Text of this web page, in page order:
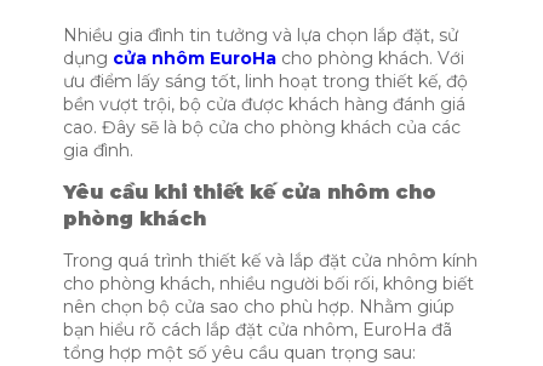
Nhiều gia đình tin tưởng và lựa chọn lắp đặt, sử
dụng cửa nhôm EuroHacho phòng khách. Với
ưu điểm lấy sáng tốt, linh hoạt trong thiết kế, độ
bền vượt trội, bộ cửa được khách hàng đánh giá
cao. Đây sẽ là bộ cửa cho phòng khách của các
gia đình.
Yêu cầu khi thiết kế cửa nhôm cho
phòng khách
Trong quá trình thiết kế và lắp đặt cửa nhôm kính
cho phòng khách, nhiều người bối rối, không biết
nên chọn bộ cửa sao cho phù hợp. Nhằm giúp
bạn hiểu rõ cách lắp đặt cửa nhôm, EuroHa đã
tổng hợp một số yêu cầu quan trọng sau: